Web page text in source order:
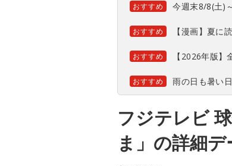
おすすめ 今週末8/8(土)
おすすめ 【漫画】夏に
おすすめ 【2026年版
おすすめ 雨の日も暑い
フジテレビ
ま」の詳細デ